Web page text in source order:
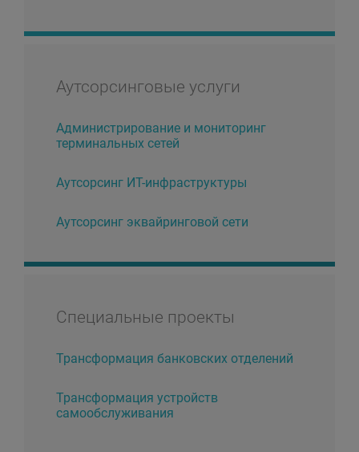
Аутсорсинговые услуги
Администрирование и мониторинг
терминальных сетей
Аутсорсинг ИТ-инфраструктуры
Аутсорсинг эквайринговой сети
Специальные проекты
Трансформация банковских отделений
Трансформация устройств
самообслуживания